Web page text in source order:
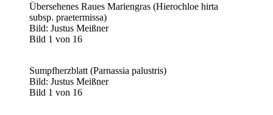
Übersehenes Raues Mariengras (Hierochloe hirta
subsp. praetermissa)
Bild: Justus Meißner
Bild 1 von 16
Sumpfherzblatt (Parnassia palustris)
Bild: Justus Meißner
Bild 1 von 16